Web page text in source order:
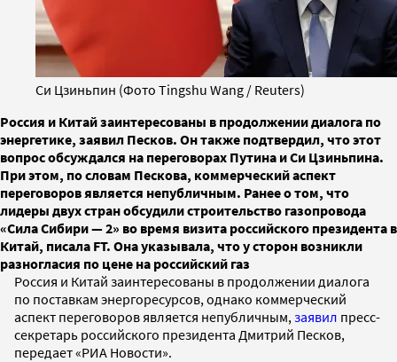
Си Цзиньпин (Фото Tingshu Wang / Reuters)
Россия и Китай заинтересованы в продолжении диалога по
энергетике, заявил Песков. Он также подтвердил, что этот
вопрос обсуждался на переговорах Путина и Си Цзиньпина.
При этом, по словам Пескова, коммерческий аспект
переговоров является непубличным. Ранее о том, что
лидеры двух стран обсудили строительство газопровода
«Сила Сибири — 2» во время визита российского президента в
Китай, писала FT. Она указывала, что у сторон возникли
разногласия по цене на российский газ
Россия и Китай заинтересованы в продолжении диалога
по поставкам энергоресурсов, однако коммерческий
аспект переговоров является непубличным, заявил пресс-
секретарь российского президента Дмитрий Песков,
передает «РИА Новости».